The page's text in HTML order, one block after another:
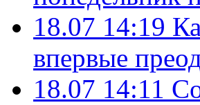
18.07 14:19
впервые
18.07 14:11